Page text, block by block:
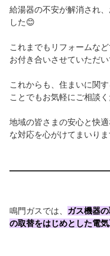
給湯器の不安が解消され
した😊
これまでもリフォームな
お付き合いさせていただい
これからも、住まいに関
ことでもお気軽にご相談く
地域の皆さまの安心と快
な対応を心がけてまいりま
鳴門ガスでは、 ガス機器
の取替をはじめとした電